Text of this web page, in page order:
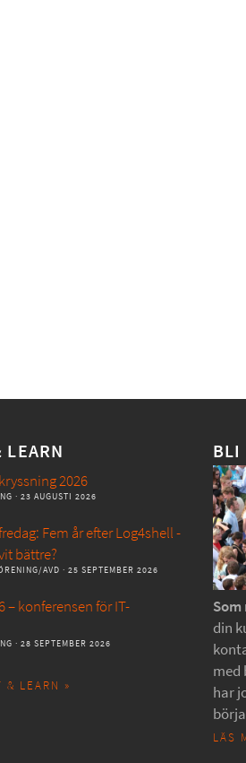
LEARN
2026
· 23 AUGUSTI 2026
Fem år efter Log4shell -
bättre?
AVD · 25 SEPTEMBER 2026
– konferensen för IT-
· 28 SEPTEMBER 2026
& LEARN »
BLI
din
med
har
LÄS